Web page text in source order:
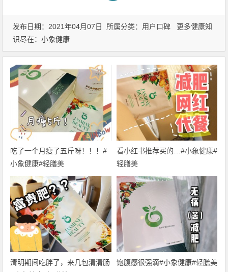
发布日期：2021年04月07日 所属分类： 用户口碑 更多健康知
识尽在：小象健康
吃了一个月瘦了五斤呀！！！#
小象健康#轻膳美
看小红书推荐买的…#小象健康#
轻膳美
清明期间吃胖了，来几包清清肠
饱腹感很强滴#小象健康#轻膳美